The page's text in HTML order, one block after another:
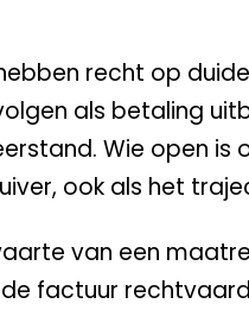
recht op
als betaling
Wie open is
ook als het
van een
factuur